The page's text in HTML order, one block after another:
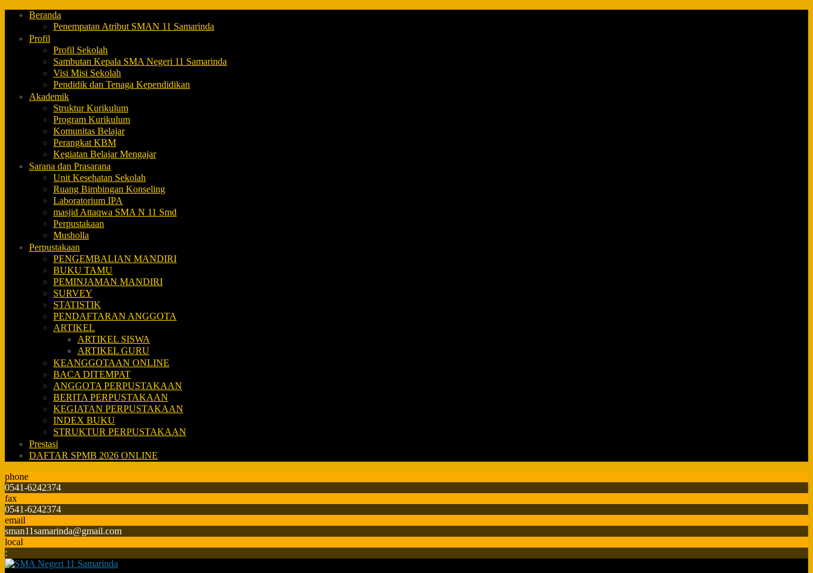
Beranda
Penempatan Atribut SMAN 11 Samarinda
Profil
Profil Sekolah
Sambutan Kepala SMA Negeri 11 Samarinda
Visi Misi Sekolah
Pendidik dan Tenaga Kependidikan
Akademik
Struktur Kurikulum
Program Kurikulum
Komunitas Belajar
Perangkat KBM
Kegiatan Belajar Mengajar
Sarana dan Prasarana
Unit Kesehatan Sekolah
Ruang Bimbingan Konseling
Laboratorium IPA
masjid Attaqwa SMA N 11 Smd
Perpustakaan
Musholla
Perpustakaan
PENGEMBALIAN MANDIRI
BUKU TAMU
PEMINJAMAN MANDIRI
SURVEY
STATISTIK
PENDAFTARAN ANGGOTA
ARTIKEL
ARTIKEL SISWA
ARTIKEL GURU
KEANGGOTAAN ONLINE
BACA DITEMPAT
ANGGOTA PERPUSTAKAAN
BERITA PERPUSTAKAAN
KEGIATAN PERPUSTAKAAN
INDEX BUKU
STRUKTUR PERPUSTAKAAN
Prestasi
DAFTAR SPMB 2026 ONLINE
phone
0541-6242374
fax
0541-6242374
email
sman11samarinda@gmail.com
local
: